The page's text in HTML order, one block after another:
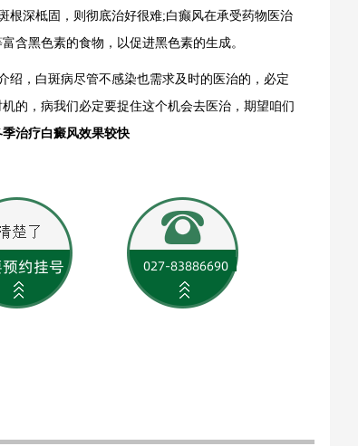
根深柢固，则彻底治好很难;白癫风在承受药物医治
含黑色素的食物，以促进黑色素的生成。
绍，白斑病尽管不感染也需求及时的医治的，必定
的，病我们必定要捉住这个机会去医治，期望咱们
治疗白癜风效果较快